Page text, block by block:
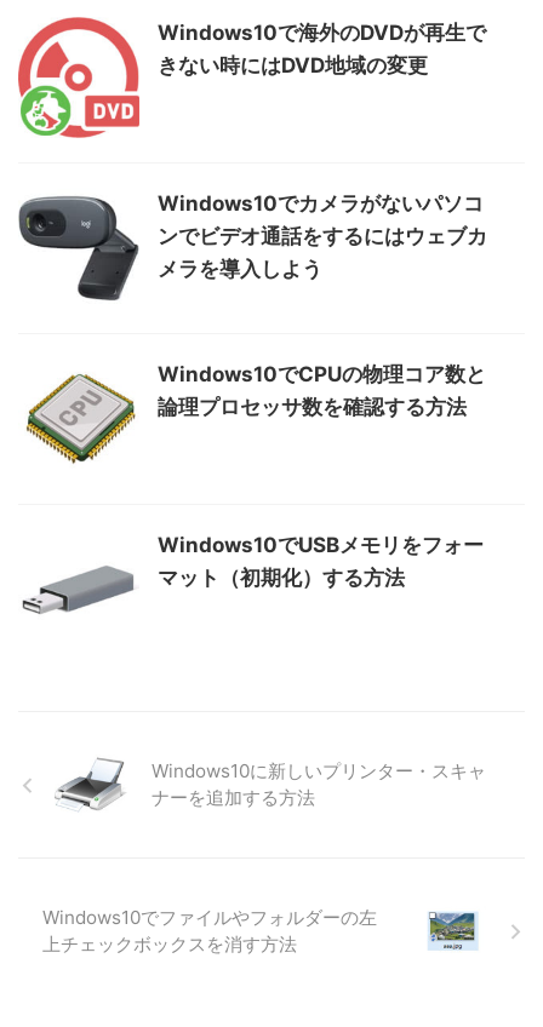
Windows10で海外のDVDが再生で
きない時にはDVD地域の変更
Windows10でカメラがないパソコ
ンでビデオ通話をするにはウェブカ
メラを導入しよう
Windows10でCPUの物理コア数と
論理プロセッサ数を確認する方法
Windows10でUSBメモリをフォー
マット（初期化）する方法
Windows10に新しいプリンター・スキャ
ナーを追加する方法
Windows10でファイルやフォルダーの左
上チェックボックスを消す方法